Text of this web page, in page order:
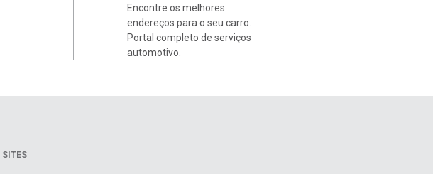
Encontre os melhores
endereços para o seu carro.
Portal completo de serviços
automotivo.
SITES